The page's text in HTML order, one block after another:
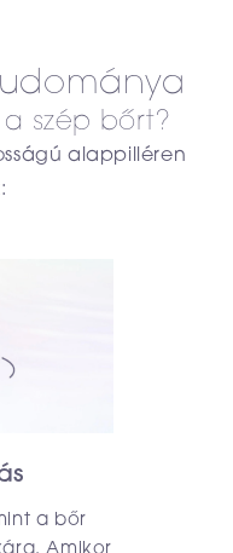
szép bőrt?
alappilléren
a bőr
Amikor